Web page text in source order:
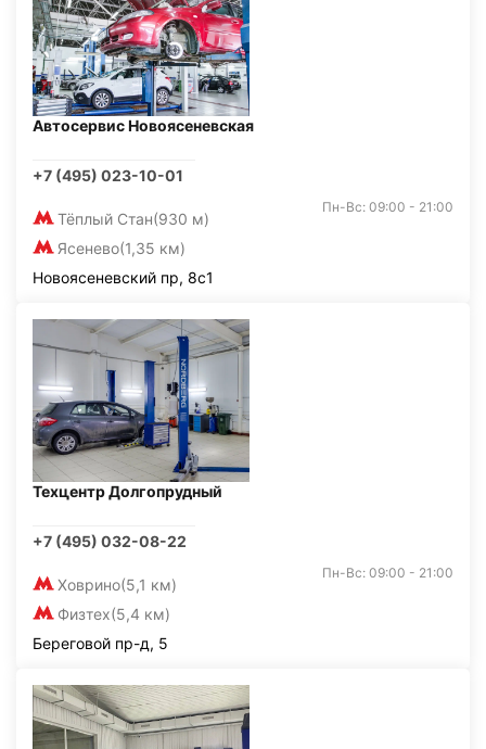
Автосервис Новоясеневская
+7 (495) 023-10-01
Тёплый Стан(930 м)
Ясенево(1,35 км)
Пн-Вс: 09:00 - 21:00
Новоясеневский пр, 8с1
Техцентр Долгопрудный
+7 (495) 032-08-22
Ховрино(5,1 км)
Физтех(5,4 км)
Пн-Вс: 09:00 - 21:00
Береговой пр-д, 5